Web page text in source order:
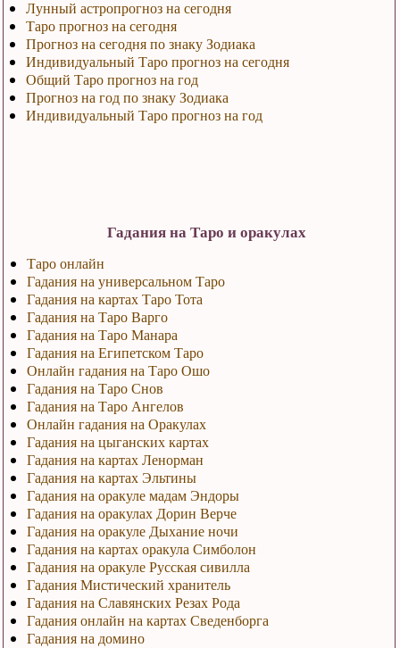
Лунный астропрогноз на сегодня
Таро прогноз на сегодня
Прогноз на сегодня по знаку Зодиака
Индивидуальный Таро прогноз на сегодня
Общий Таро прогноз на год
Прогноз на год по знаку Зодиака
Индивидуальный Таро прогноз на год
Гадания на Таро и оракулах
Таро онлайн
Гадания на универсальном Таро
Гадания на картах Таро Тота
Гадания на Таро Варго
Гадания на Таро Манара
Гадания на Египетском Таро
Онлайн гадания на Таро Ошо
Гадания на Таро Снов
Гадания на Таро Ангелов
Онлайн гадания на Оракулах
Гадания на цыганских картах
Гадания на картах Ленорман
Гадания на картах Эльтины
Гадания на оракуле мадам Эндоры
Гадания на оракулах Дорин Верче
Гадания на оракуле Дыхание ночи
Гадания на картах оракула Симболон
Гадания на оракуле Русская сивилла
Гадания Мистический хранитель
Гадания на Славянских Резах Рода
Гадания онлайн на картах Сведенборга
Гадания на домино